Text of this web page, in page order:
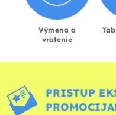
Výmena a
vrátenie
PRISTUP